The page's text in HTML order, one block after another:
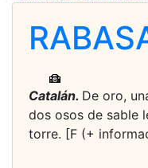
Catalán. De oro,
dos osos de sable
torre. [F (+